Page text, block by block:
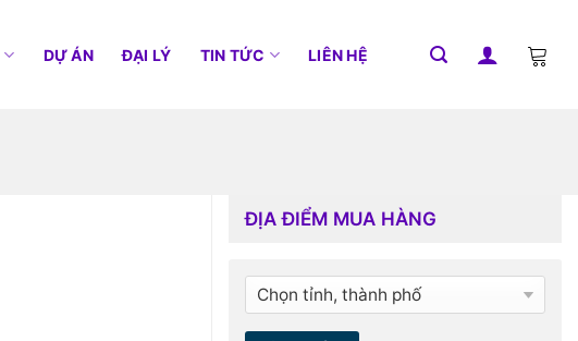
DỰ ÁN ĐẠI LÝ TIN TỨC LIÊN HỆ
ĐỊA ĐIỂM MUA HÀNG